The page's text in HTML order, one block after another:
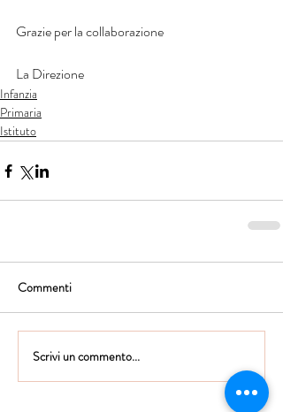
Grazie per la collaborazione
La Direzione
Infanzia
Primaria
Istituto
Commenti
Scrivi un commento...